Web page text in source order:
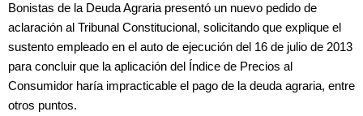
Bonistas de la Deuda Agraria presentó un nuevo pedido de
aclaración al Tribunal Constitucional, solicitando que explique el
sustento empleado en el auto de ejecución del 16 de julio de 2013
para concluir que la aplicación del Índice de Precios al
Consumidor haría impracticable el pago de la deuda agraria, entre
otros puntos.